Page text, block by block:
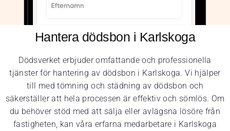
Hantera dödsbon i Karlskoga
Dödsverket erbjuder omfattande och professionella
tjänster för hantering av dödsbon i Karlskoga. Vi hjälper
till med tömning och städning av dödsbon och
säkerställer att hela processen är effektiv och sömlös. Om
du behöver stöd med att sälja eller avlägsna lösöre från
fastigheten, kan våra erfarna medarbetare i Karlskoga